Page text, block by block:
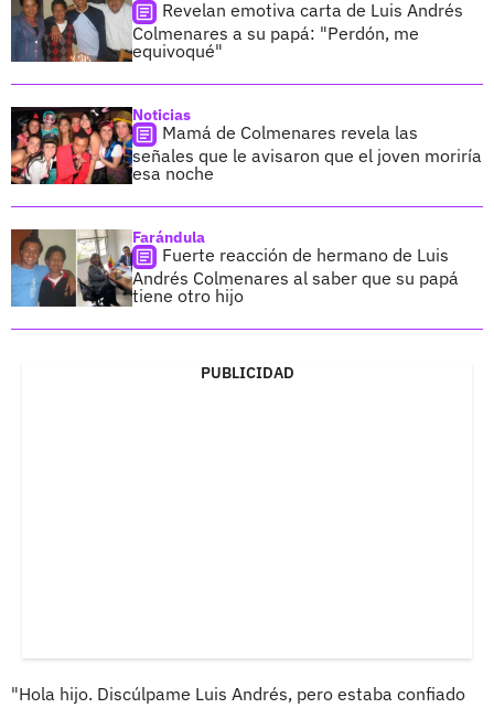
Revelan emotiva carta de Luis Andrés
Colmenares a su papá: "Perdón, me
equivoqué"
Noticias
Mamá de Colmenares revela las
señales que le avisaron que el joven moriría
esa noche
Farándula
Fuerte reacción de hermano de Luis
Andrés Colmenares al saber que su papá
tiene otro hijo
PUBLICIDAD
"Hola hijo. Discúlpame Luis Andrés, pero estaba confiado